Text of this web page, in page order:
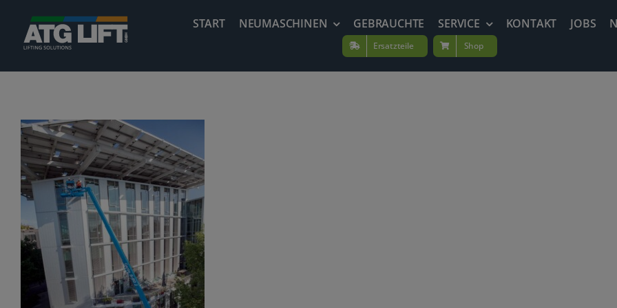
Inhalt
springen
START NEUMASCHINEN GEBRAUCHTE SERVICE KONTAKT JOBS
Ersatzteile Shop